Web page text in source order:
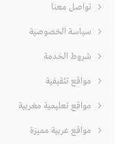
تواصل معنا
سياسة الخصوصية
شروط الخدمة
مواقع تثقيفية
مواقع تعليمية مغربية
مواقع عربية مميزة